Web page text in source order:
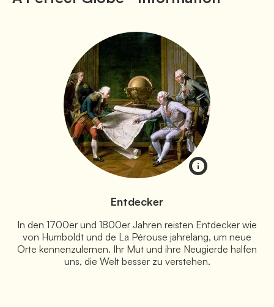
Entdecker
In den 1700er und 1800er Jahren reisten Entdecker wie
von Humboldt und de La Pérouse jahrelang, um neue
Orte kennenzulernen. Ihr Mut und ihre Neugierde halfen
uns, die Welt besser zu verstehen.